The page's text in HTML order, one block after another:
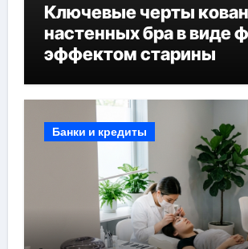
Ключевые черты
настенных бра в виде
эффектом старины
Банки и кредиты